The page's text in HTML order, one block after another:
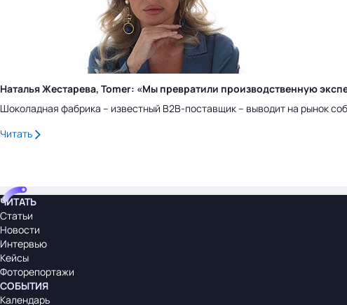
Наталья Жестарева, Tomer: «Мы превратили производственную
Шоколадная фабрика – известный B2B-поставщик – выводит на рынок
Читать
ЧИТАТЬ
Статьи
Новости
Интервью
Кейсы
Фоторепортажи
СОБЫТИЯ
Календарь